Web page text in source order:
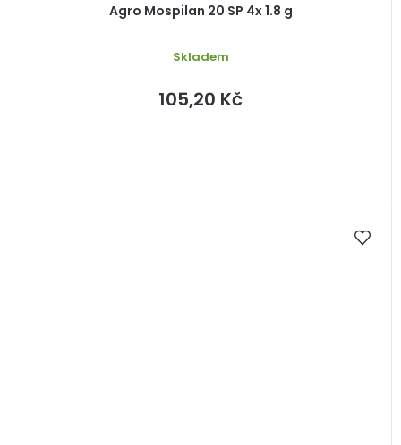
Agro Mospilan 20 SP 4x 1.8 g
Skladem
105,20 Kč